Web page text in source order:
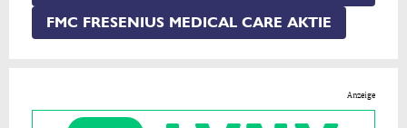
FMC FRESENIUS MEDICAL CARE AKTIE
Anzeige